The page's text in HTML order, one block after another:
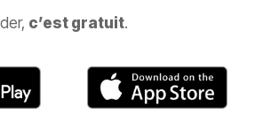
c’est gratuit.